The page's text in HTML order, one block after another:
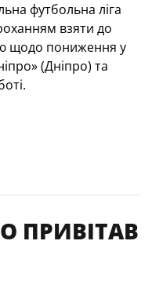
футбольна ліга
взяти до
щодо пониження у
(Дніпро) та
ПРИВІТАВ